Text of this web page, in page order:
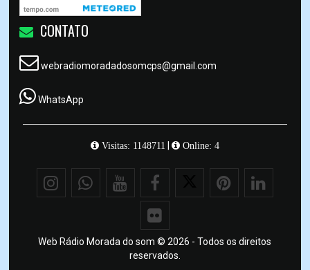
CONTATO
webradiomoradadosomcps@gmail.com
WhatsApp
Visitas: 1148711 Online: 4
Web Rádio Morada do som © 2026 - Todos os direitos
reservados.